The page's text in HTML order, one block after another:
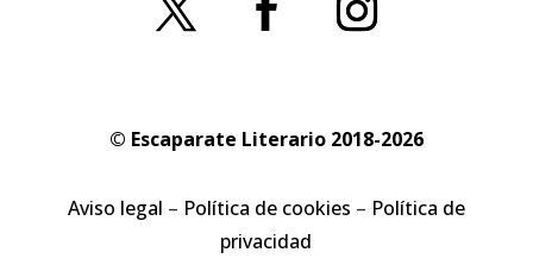
© Escaparate Literario 2018-2026
Aviso legal – Política de cookies – Política de
privacidad